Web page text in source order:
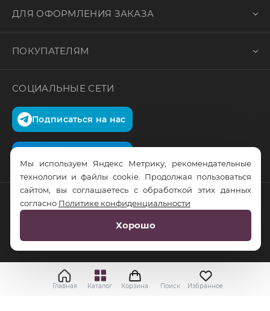
ДЛЯ ОФОРМЛЕНИЯ ЗАКАЗА
ПОКУПАТЕЛЯМ
СОЦИАЛЬНЫЕ СЕТИ
Подписаться на нас
© RusTrus. 2011-2026. Все права защищены
RS Digital
Главная Каталог Корзина Поиск Избранное
Мы используем Яндекс Метрику, рекомендательные
технологии и файлы cookie. Продолжая пользоваться
сайтом, вы соглашаетесь с обработкой этих данных
согласно Политике конфиденциальности
Хорошо